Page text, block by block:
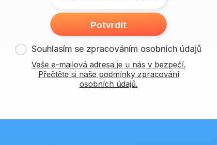
Potvrdit
Souhlasím se zpracováním osobních údajů
Vaše e-mailová adresa je u nás v bezpečí.
Přečtěte si naše podmínky zpracování
osobních údajů.